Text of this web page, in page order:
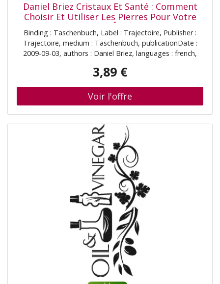
Daniel Briez Cristaux Et Santé : Comment
Choisir Et Utiliser Les Pierres Pour Votre
Bien-Être
Binding : Taschenbuch, Label : Trajectoire, Publisher :
Trajectoire, medium : Taschenbuch, publicationDate :
2009-09-03, authors : Daniel Briez, languages : french,
3,89 €